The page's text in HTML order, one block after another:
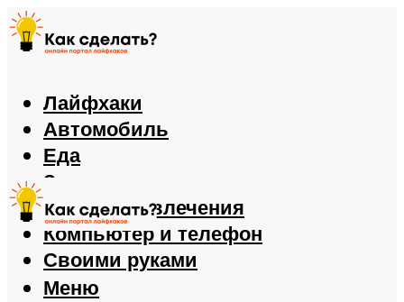
Лайфхаки
Автомобиль
Еда
Здоровье
Игры и развлечения
Компьютер и телефон
Своими руками
Меню